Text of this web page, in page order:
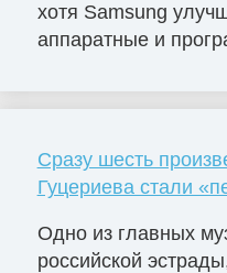
хотя Samsung
аппаратные и
Сразу шесть
Гуцериева стали
Одно из главных
российской